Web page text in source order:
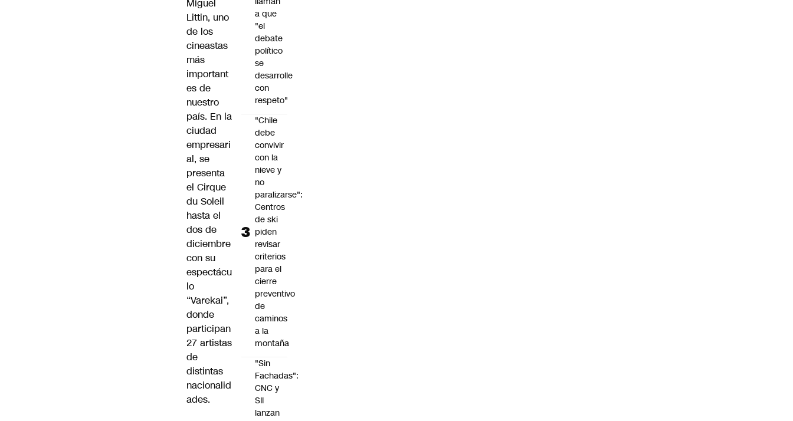
Miguel
Littin, uno
de los
cineastas
más
important
es de
nuestro
país. En la
ciudad
empresari
al, se
presenta
el Cirque
du Soleil
hasta el
dos de
diciembre
con su
espectácu
lo
“Varekai”,
donde
participan
27 artistas
de
distintas
nacionalid
ades.
a que
"el
debate
político
se
desarrolle
con
respeto"
"Chile
debe
convivir
con la
nieve y
no
paralizarse":
Centros
de ski
piden
revisar
criterios
para el
cierre
preventivo
de
caminos
a la
montaña
"Sin
Fachadas":
CNC y
SII
lanzan